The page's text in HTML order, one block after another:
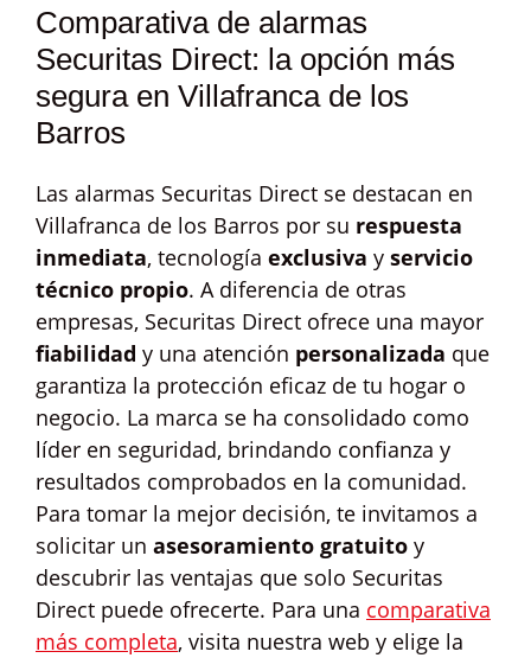
Comparativa de alarmas
Securitas Direct: la opción más
segura en Villafranca de los
Barros
Las alarmas Securitas Direct se destacan en
Villafranca de los Barros por su respuesta
inmediata, tecnología exclusiva y servicio
técnico propio. A diferencia de otras
empresas, Securitas Direct ofrece una mayor
fiabilidad y una atención personalizada que
garantiza la protección eficaz de tu hogar o
negocio. La marca se ha consolidado como
líder en seguridad, brindando confianza y
resultados comprobados en la comunidad.
Para tomar la mejor decisión, te invitamos a
solicitar un asesoramiento gratuito y
descubrir las ventajas que solo Securitas
Direct puede ofrecerte. Para una comparativa
más completa, visita nuestra web y elige la